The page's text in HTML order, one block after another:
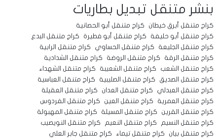
بنشر متنقل تبديل بطاريات
كراج متنقل أبرق خيطان
كراج متنقل أبو الحصانية
كراج متنقل أبو حليفة
كراج متنقل أبو فطيرة
كراج متنقل البدع
كراج متنقل الجليعة
كراج متنقل الحساوي
كراج متنقل الرابية
كراج متنقل الرقة
كراج متنقل الروضة
كراج متنقل الشدادية
كراج متنقل الشعب
كراج متنقل الشعيبة
كراج متنقل الشهداء
كراج متنقل الصديق
كراج متنقل الصليبية
كراج متنقل العباسية
كراج متنقل العبدلي
كراج متنقل العدان
كراج متنقل العقيلة
كراج متنقل العمرية
كراج متنقل العين
كراج متنقل الفردوس
كراج متنقل القرين
كراج متنقل المسيلة
كراج متنقل المهبولة
كراج متنقل النسيم
كراج متنقل النعيم
كراج متنقل النويصيب
كراج متنقل بيان
كراج متنقل تيماء
كراج متنقل جابر العلي